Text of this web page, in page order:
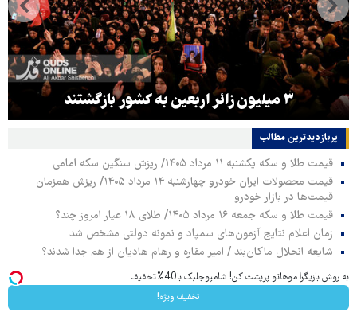
۳ میلیون زائر اربعین به کشور بازگشتند
پربازدیدترین‌ مطالب
قیمت طلا و سکه یکشنبه ۱۱ مرداد ۱۴۰۵/ ریزش سنگین سکه امامی
قیمت محصولات ایران خودرو چهارشنبه ۱۴ مرداد ۱۴۰۵/ ریزش همزمان
قیمت‌ها در بازار خودرو
قیمت طلا و سکه جمعه ۱۶ مرداد ۱۴۰۵/ طلای ۱۸ عیار امروز چند؟
زمان اعلام نتایج آزمون‌های سمپاد و نمونه دولتی مشخص شد
شایعه انحلال ماکان‌بند / امیر مقاره و رهام هادیان از هم جدا شدند؟
به روش بازیگرا موهاتو پرپشت کن! شامپوجلبک با40%تخفیف
تخفیف ویژه!